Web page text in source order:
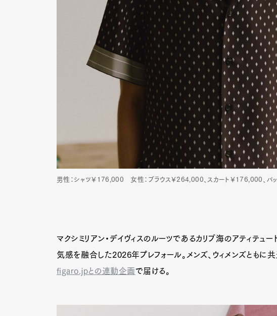
男性：シャツ￥176,000 女性：ブラウス￥264,000、スカート￥176,000、バ
マクシミリアン・デイヴィスのルーツであるカリブ海のアティテュ
気感を融合した2026年プレフォール。メンズ、ウィメンズともに
figaro.jpとの連動企画で届ける。